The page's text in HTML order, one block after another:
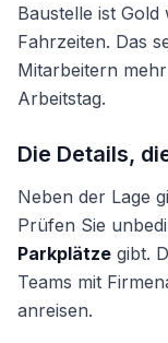
Baustelle ist
Fahrzeiten. Das
Mitarbeitern
Arbeitstag.
Die Details,
Neben der Lage
Prüfen Sie
Parkplätze gibt.
Teams mit
anreisen.